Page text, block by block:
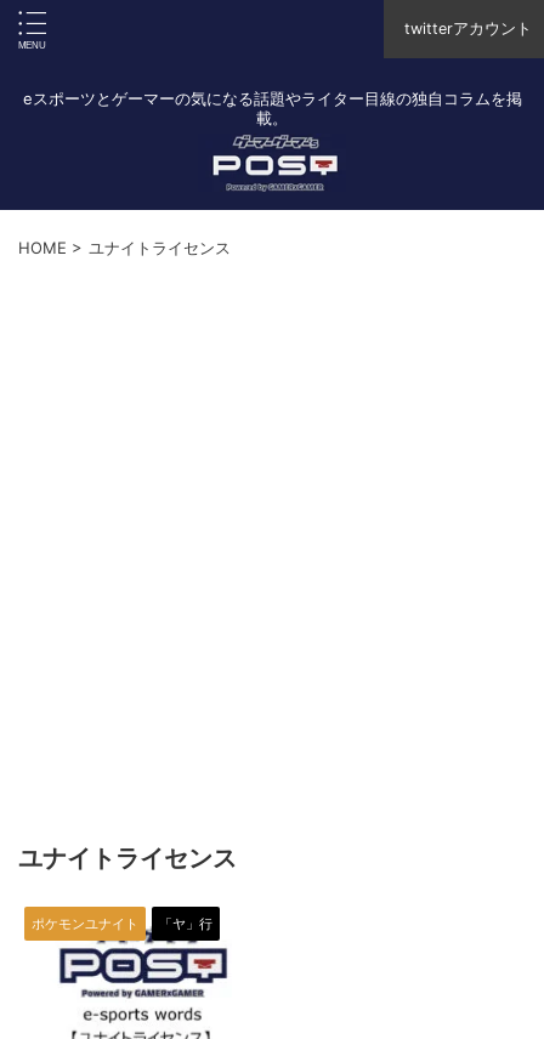
twitterアカウント
eスポーツとゲーマーの気になる話題やライター目線の独自コラムを掲
載。
HOME > ユナイトライセンス
ユナイトライセンス
ポケモンユナイト 「ヤ」行